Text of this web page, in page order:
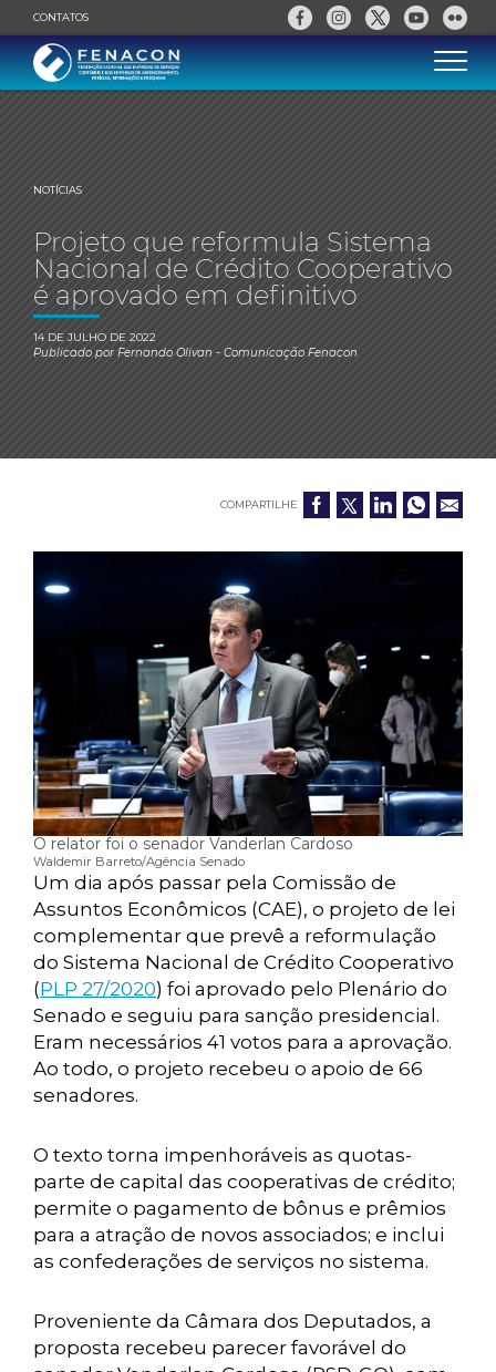
CONTATOS
NOTÍCIAS
Projeto que reformula Sistema
Nacional de Crédito Cooperativo
é aprovado em definitivo
14 DE JULHO DE 2022
Publicado porFernando Olivan- Comunicação Fenacon
COMPARTILHE
O relator foi o senador Vanderlan Cardoso
Waldemir Barreto/Agência Senado
Um dia após passar pela Comissão de
Assuntos Econômicos (CAE), o projeto de lei
complementar que prevê a reformulação
do Sistema Nacional de Crédito Cooperativo
(PLP 27/2020) foi aprovado pelo Plenário do
Senado e seguiu para sanção presidencial.
Eram necessários 41 votos para a aprovação.
Ao todo, o projeto recebeu o apoio de 66
senadores.
O texto torna impenhoráveis as quotas-
parte de capital das cooperativas de crédito;
permite o pagamento de bônus e prêmios
para a atração de novos associados; e inclui
as confederações de serviços no sistema.
Proveniente da Câmara dos Deputados, a
proposta recebeu parecer favorável do